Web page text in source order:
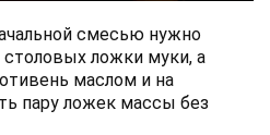
смесью нужно
ложки муки, а
маслом и на
пару ложек массы без